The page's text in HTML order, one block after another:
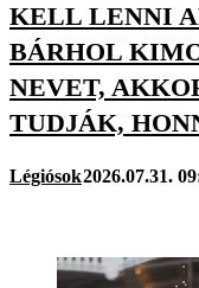
KELL LENNI
BÁRHOL
NEVET,
TUDJÁK,
Légiósok2026.07.31.